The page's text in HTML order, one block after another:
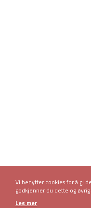
Vi benytter cookies for å gi
godkjenner du dette og
Les mer